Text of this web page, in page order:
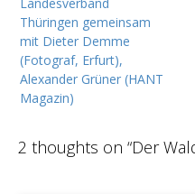
a
g
s
n
v
Thüringen gemeinsam
mit Dieter Demme
(Fotograf, Erfurt),
Alexander Grüner (HANT
Magazin)
2 thoughts on “Der